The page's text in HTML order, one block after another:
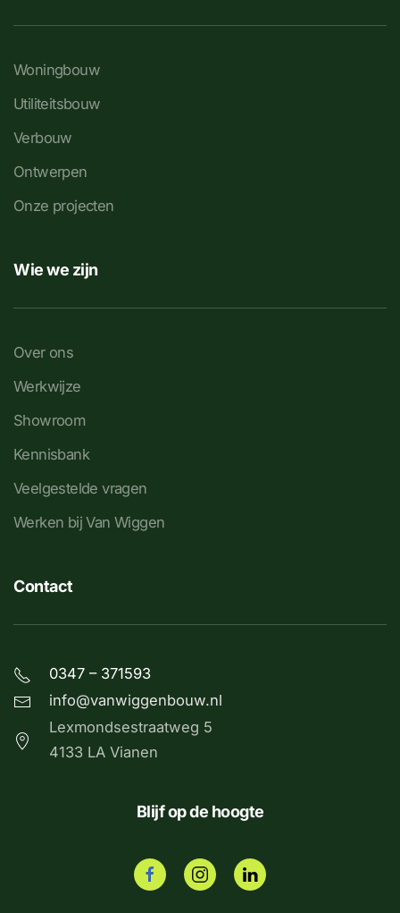
Woningbouw
Utiliteitsbouw
Verbouw
Ontwerpen
Onze projecten
Wie we zijn
Over ons
Werkwijze
Showroom
Kennisbank
Veelgestelde vragen
Werken bij Van Wiggen
Contact
0347 – 371593
info@vanwiggenbouw.nl
Lexmondsestraatweg 5
4133 LA Vianen
Blijf op de hoogte